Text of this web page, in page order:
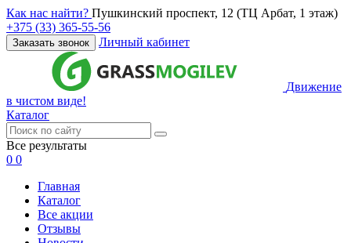
Как нас найти? Пушкинский проспект, 12 (ТЦ Арбат, 1 этаж)
+375 (33) 365-55-56
Заказать звонок Личный кабинет
Движение
в чистом виде!
Каталог
Все результаты
0 0
Главная
Каталог
Все акции
Отзывы